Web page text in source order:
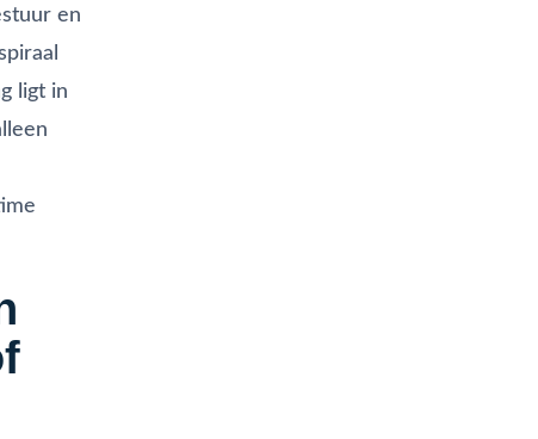
en
ligt in